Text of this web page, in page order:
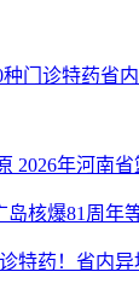
门诊特药省
2026年河南
核爆81周年
特药！省内